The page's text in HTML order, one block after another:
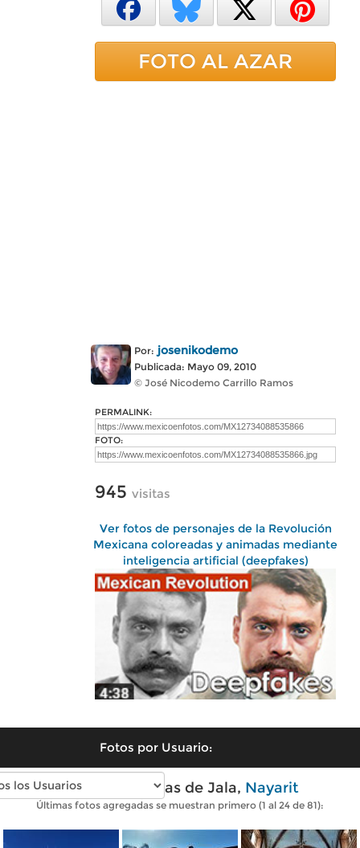
FOTO AL AZAR
Por: josenikodemo
Publicada: Mayo 09, 2010
© José Nicodemo Carrillo Ramos
PERMALINK:
FOTO:
945 visitas
Ver fotos de personajes de la Revolución
Mexicana coloreadas y animadas mediante
inteligencia artificial (deepfakes)
Fotos por Usuario:
Fotos modernas de Jala, Nayarit
Últimas fotos agregadas se muestran primero (1 al 24 de 81):